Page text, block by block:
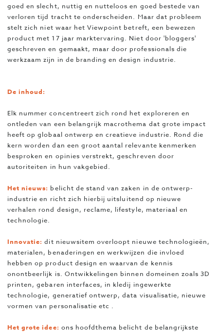
goed en slecht, nuttig en nutteloos en goed bestede van
verloren tijd tracht te onderscheiden. Maar dat probleem
stelt zich niet waar het Viewpoint betreft, een bewezen
product met 17 jaar marktervaring. Niet door 'bloggers'
geschreven en gemaakt, maar door professionals die
werkzaam zijn in de branding en design industrie.
De inhoud:
Elk nummer concentreert zich rond het exploreren en
ontleden van een belangrijk macrothema dat grote impact
heeft op globaal ontwerp en creatieve industrie. Rond die
kern worden dan een groot aantal relevante kenmerken
besproken en opinies verstrekt, geschreven door
autoriteiten in hun vakgebied.
Het nieuws: belicht de stand van zaken in de ontwerp-
industrie en richt zich hierbij uitsluitend op nieuwe
verhalen rond design, reclame, lifestyle, materiaal en
technologie.
Innovatie: dit nieuwsitem overloopt nieuwe technologieën,
materialen, benaderingen en werkwijzen die invloed
hebben op product design en waarvan de kennis
onontbeerlijk is. Ontwikkelingen binnen domeinen zoals 3D
printen, gebaren interfaces, in kledij ingewerkte
technologie, generatief ontwerp, data visualisatie, nieuwe
vormen van personalisatie etc .
Het grote idee: ons hoofdthema belicht de belangrijkste